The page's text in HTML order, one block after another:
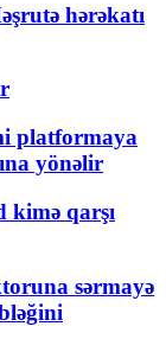
hərəkatı
platformaya
yönəlir
qarşı
sərmayə